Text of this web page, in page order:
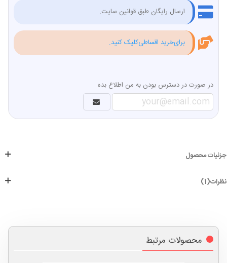
ارسال رایگان طبق قوانین سایت.
برای‌خرید اقساطی‌کلیک کنید.
در صورت در دسترس بودن به من اطلاع بده
جزئیات محصول
نظرات(1)
محصولات مرتبط